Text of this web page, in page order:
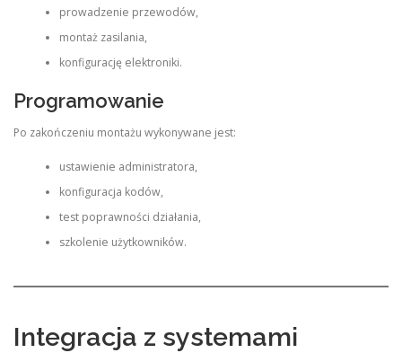
prowadzenie przewodów,
montaż zasilania,
konfigurację elektroniki.
Programowanie
Po zakończeniu montażu wykonywane jest:
ustawienie administratora,
konfiguracja kodów,
test poprawności działania,
szkolenie użytkowników.
Integracja z systemami